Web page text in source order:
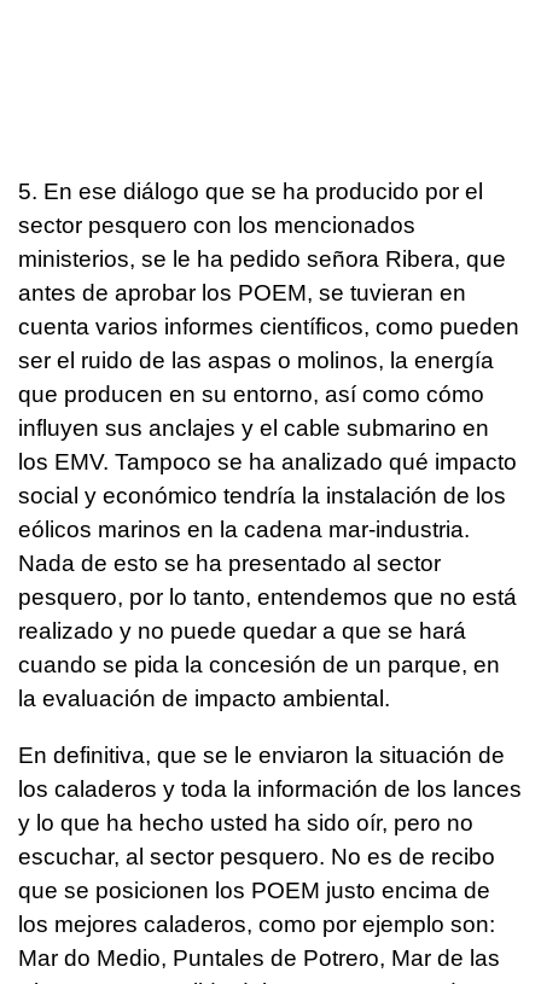
5. En ese diálogo que se ha producido por el
sector pesquero con los mencionados
ministerios, se le ha pedido señora Ribera, que
antes de aprobar los POEM, se tuvieran en
cuenta varios informes científicos, como pueden
ser el ruido de las aspas o molinos, la energía
que producen en su entorno, así como cómo
influyen sus anclajes y el cable submarino en
los EMV. Tampoco se ha analizado qué impacto
social y económico tendría la instalación de los
eólicos marinos en la cadena mar-industria.
Nada de esto se ha presentado al sector
pesquero, por lo tanto, entendemos que no está
realizado y no puede quedar a que se hará
cuando se pida la concesión de un parque, en
la evaluación de impacto ambiental.
En definitiva, que se le enviaron la situación de
los caladeros y toda la información de los lances
y lo que ha hecho usted ha sido oír, pero no
escuchar, al sector pesquero. No es de recibo
que se posicionen los POEM justo encima de
los mejores caladeros, como por ejemplo son:
Mar do Medio, Puntales de Potrero, Mar de las